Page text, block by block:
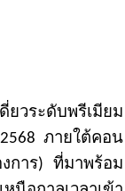
ยวระดับพรีเมียม
2568 ภายใต้คอน
การ) ที่มาพร้อม